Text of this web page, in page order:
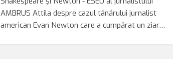
AMBRUS Attila despre cazul tânărului jurnalist
american Evan Newton care a cumpărat un ziar…